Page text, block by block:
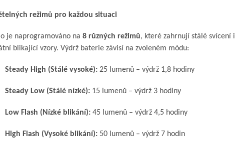
režimů pro každou situaci
je naprogramováno na 8 různých režimů, které zahrnují stálé svícení i
blikající vzory. Výdrž baterie závisí na zvoleném módu:
Steady High (Stálé vysoké): 25 lumenů – výdrž 1,8 hodiny
Steady Low (Stálé nízké): 15 lumenů – výdrž 3 hodiny
Low Flash (Nízké blikání): 45 lumenů – výdrž 4,5 hodiny
High Flash (Vysoké blikání): 50 lumenů – výdrž 7 hodin